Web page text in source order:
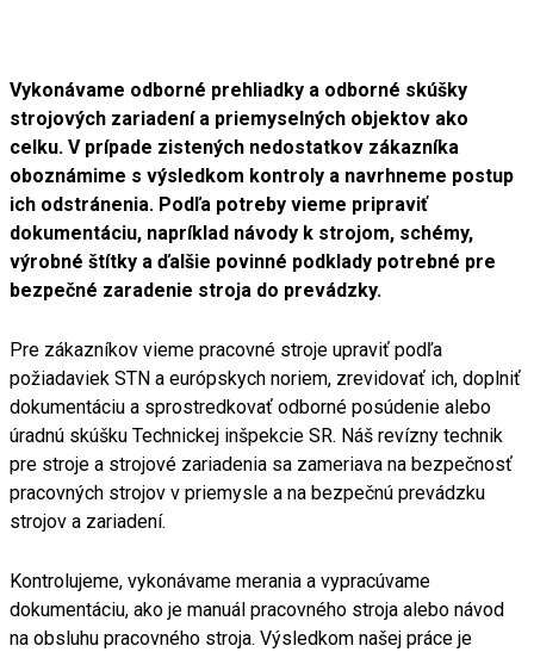
Vykonávame odborné prehliadky a odborné skúšky
strojových zariadení a priemyselných objektov ako
celku. V prípade zistených nedostatkov zákazníka
oboznámime s výsledkom kontroly a navrhneme postup
ich odstránenia. Podľa potreby vieme pripraviť
dokumentáciu, napríklad návody k strojom, schémy,
výrobné štítky a ďalšie povinné podklady potrebné pre
bezpečné zaradenie stroja do prevádzky.
Pre zákazníkov vieme pracovné stroje upraviť podľa
požiadaviek STN a európskych noriem, zrevidovať ich, doplniť
dokumentáciu a sprostredkovať odborné posúdenie alebo
úradnú skúšku Technickej inšpekcie SR. Náš revízny technik
pre stroje a strojové zariadenia sa zameriava na bezpečnosť
pracovných strojov v priemysle a na bezpečnú prevádzku
strojov a zariadení.
Kontrolujeme, vykonávame merania a vypracúvame
dokumentáciu, ako je manuál pracovného stroja alebo návod
na obsluhu pracovného stroja. Výsledkom našej práce je